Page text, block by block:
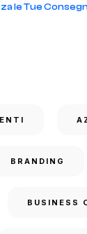
le Tue
BRANDING
BUSINESS